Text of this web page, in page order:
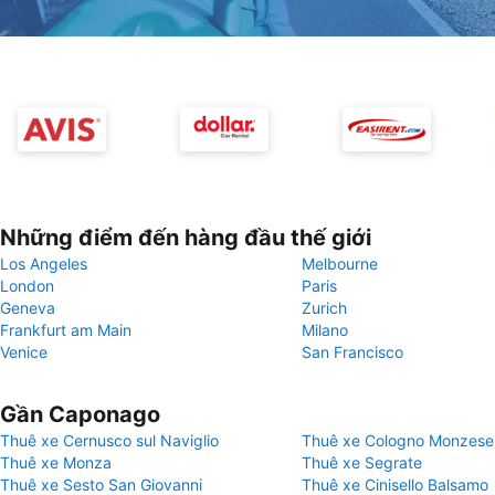
Những điểm đến hàng đầu thế giới
Los Angeles
Melbourne
London
Paris
Geneva
Zurich
Frankfurt am Main
Milano
Venice
San Francisco
Gần Caponago
Thuê xe Cernusco sul Naviglio
Thuê xe Cologno Monzese
Thuê xe Monza
Thuê xe Segrate
Thuê xe Sesto San Giovanni
Thuê xe Cinisello Balsamo